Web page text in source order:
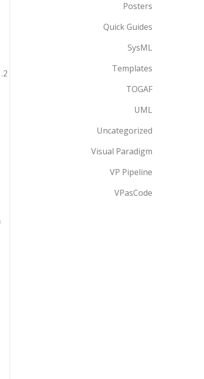
Posters
Quick Guides
SysML
Templates
TOGAF
UML
Uncategorized
Visual Paradigm
VP Pipeline
VPasCode